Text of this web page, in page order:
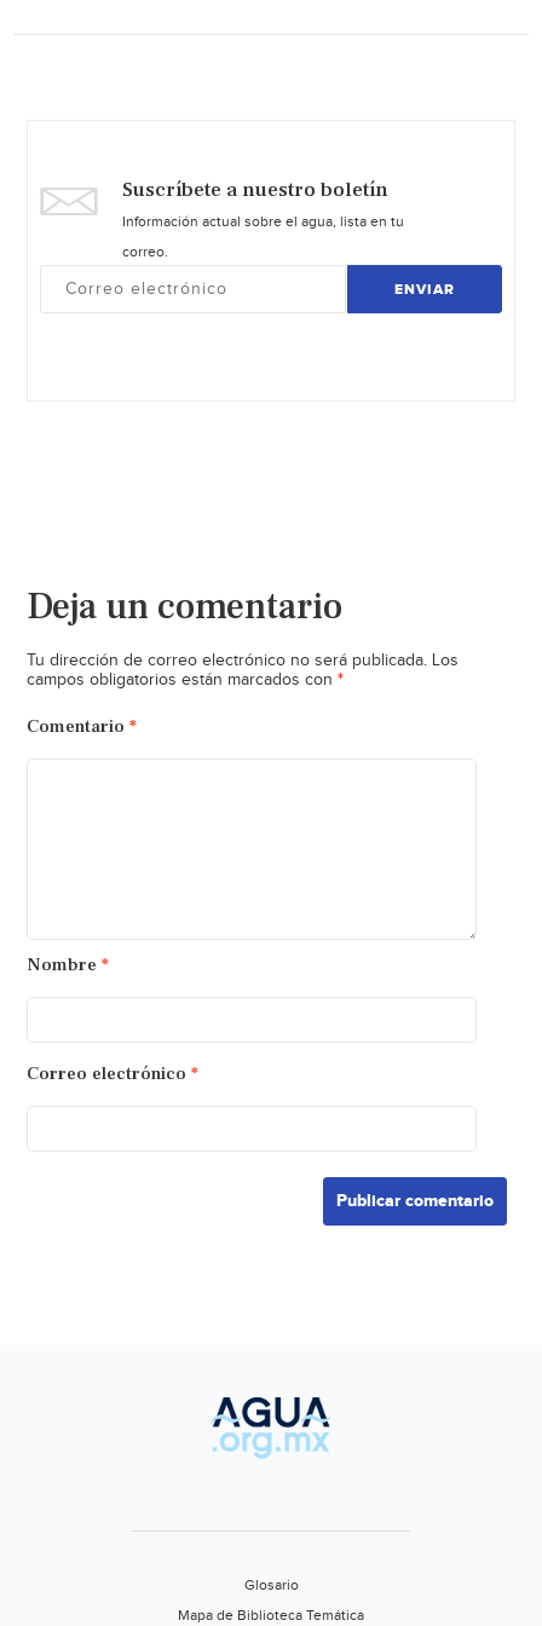
Suscríbete a nuestro boletín
Información actual sobre el agua, lista en tu
correo.
ENVIAR
Deja un comentario
Tu dirección de correo electrónico no será publicada. Los
campos obligatorios están marcados con *
Comentario *
Nombre *
Correo electrónico *
Glosario
Mapa de Biblioteca Temática